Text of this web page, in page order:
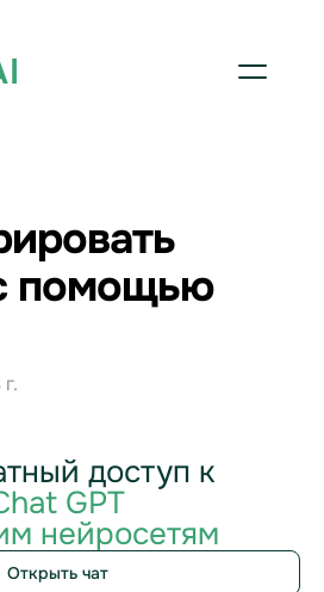
помощью
доступ к
GPT
нейросетям
Открыть чат